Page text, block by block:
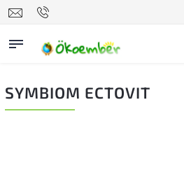
SYMBIOM ECTOVIT